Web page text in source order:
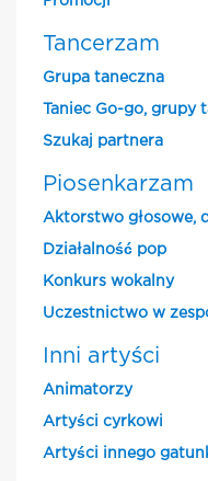
Tancerzam
Grupa taneczna
Taniec Go-go, grupy
Szukaj partnera
Piosenkarzam
Aktorstwo głosowe,
Działalność pop
Konkurs wokalny
Uczestnictwo w
Inni artyści
Animatorzy
Artyści cyrkowi
Artyści innego